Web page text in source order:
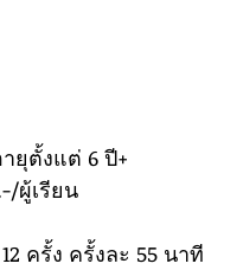
ยุตั้งแต่ 6 ปี+
ผู้เรียน
ครั้ง ครั้งละ 55 นาที